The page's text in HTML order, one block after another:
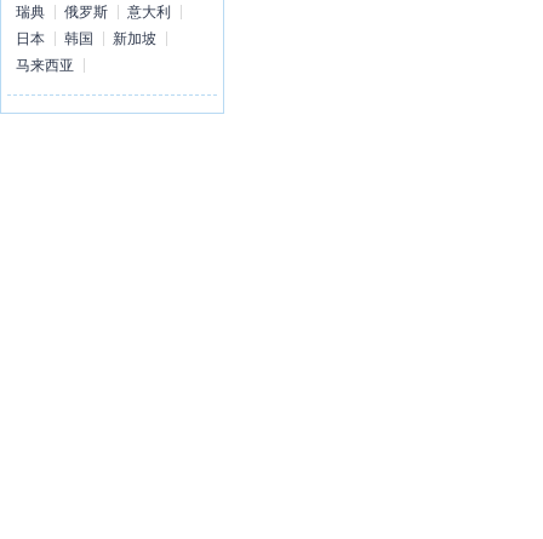
瑞典 俄罗斯
意大利
日本
韩国
新加坡
马来西亚